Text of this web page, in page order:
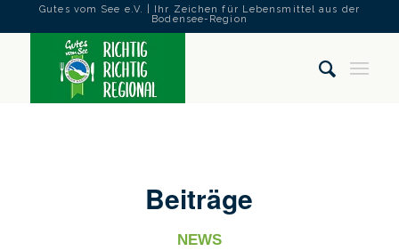
Gutes vom See e.V. | Ihr Zeichen für Lebensmittel aus der
Bodensee-Region
Beiträge
NEWS